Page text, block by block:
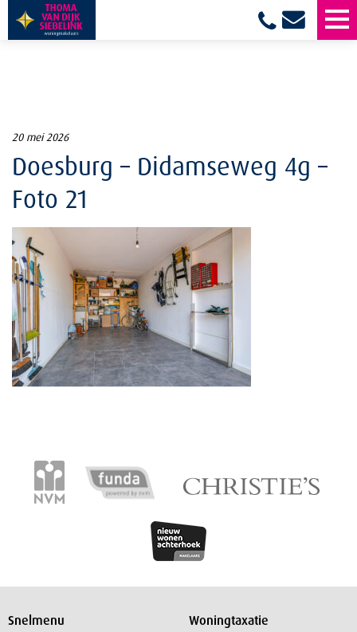
20 mei 2026
Doesburg – Didamseweg 4g –
Foto 21
Snelmenu
Woningtaxatie